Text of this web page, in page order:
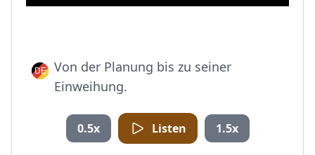
Von der Planung bis zu seiner
Einweihung.
0.5x Listen 1.5x